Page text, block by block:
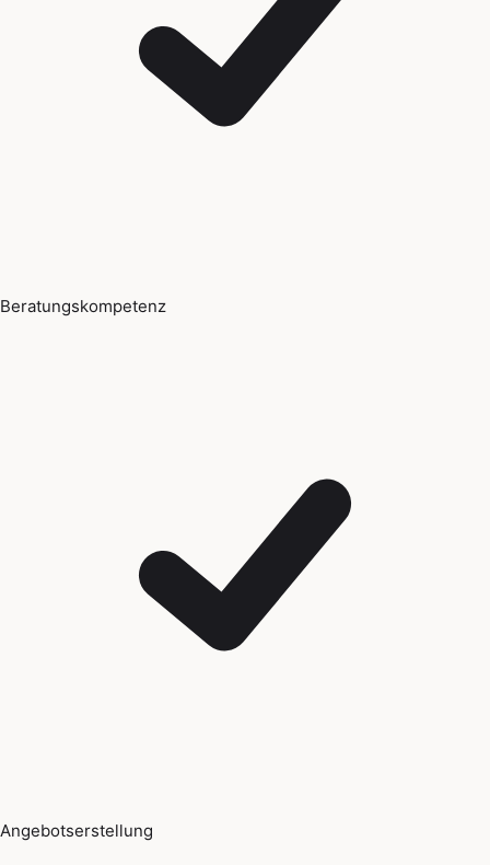
Beratungskompetenz
Angebotserstellung